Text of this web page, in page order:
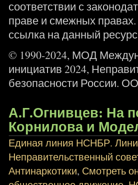
соответствии с
праве и смежных
ссылка на данный
© 1990-2024, МОД
инициатив 2024,
безопасности России.
А.Г.Огнивцев: На
Корнилова и
Единая линия НСНБР.
Неправительственный
Антинаркотики, Смотреть